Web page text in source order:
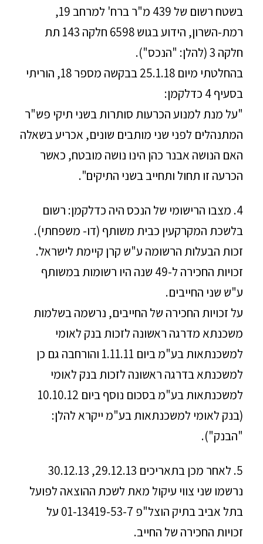
בשטח רשום של 439 מ"ר ברח' למרחב 19,
רמת-השרון, הידוע בגוש 6598 חלקה 143 תת
חלקה 3 (להלן: "הנכס").
בהחלטתי מיום 25.1.18 בבקשה מספר 18, הוריתי
בסעיף 4 כדלקמן:
"על מנת למנוע הכרעות סותרות בשני תיקי פש"ר
המתנהלים לפני שני מותבים שונים, אכריע בשאלה
האם הנושה אבנר כהן הינו נושה מובטח, כאשר
הכרעה זו תחול ותחייב בשני התיקים".
4. מצבו הרישומי של הנכס היה כדלקמן: רשום
בלשכת המקרקעין כבית משותף (דו- משפחתי).
זכות הבעלות הרשומה ע"ש קרן קיימת לישראל.
זכויות החכירה ל-49 שנה היו רשומות במשותף
ע"ש שני החייבים.
על זכויות החכירה של החייבים, נרשמה בשלמות
משכנתא מדרגה ראשונה לזכות בנק לאומי
למשכנתאות בע"מ ביום 1.11.11 והורחבה גם כן
למשכנתא בדרגה ראשונה לזכות בנק לאומי
למשכנתאות בע"מ בסכום נוסף ביום 10.10.12
(בנק לאומי למשכנתאות בע"מ ייקרא להלן:
"הבנק").
5. לאחר מכן בתאריכים 29.12.13, 30.12.13
נרשמו שני צווי עיקול מאת לשכת ההוצאה לפועל
בתל אביב בתיק הוצל"פ 01-13419-53-7 על
זכויות החכירה של החייב.